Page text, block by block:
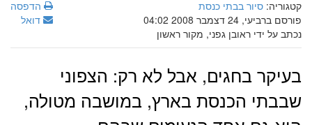
הדפסה
דואל
קטגוריה: סיור בבתי כנסת
פורסם ברביעי, 24 דצמבר 2008 04:02
נכתב על ידי ראובן גפני, מקור ראשון
בעיקר בחגים, אבל לא רק: הצפוני
שבבתי הכנסת בארץ, במושבה מטולה,